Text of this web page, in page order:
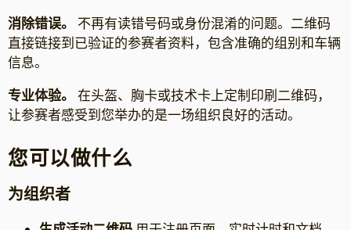
消除错误。
不再有读错号码或身份混淆的问题。二维码
直接链接到已验证的参赛者资料，包含准确的组别和车辆
信息。
专业体验。
在头盔、胸卡或技术卡上定制印刷二维码，
让参赛者感受到您举办的是一场组织良好的活动。
您可以做什么
为组织者